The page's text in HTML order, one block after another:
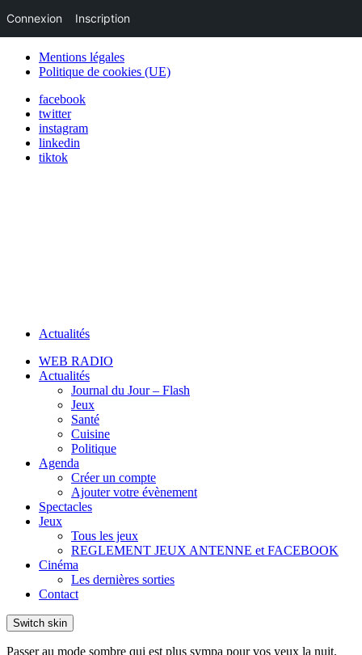
Mentions légales
Politique de cookies (UE)
facebook
twitter
instagram
linkedin
tiktok
Actualités
WEB RADIO
Actualités
Journal du Jour – Flash
Jeux
Santé
Cuisine
Politique
Agenda
Créer un compte
Ajouter votre évènement
Spectacles
Jeux
Tous les jeux
REGLEMENT JEUX ANTENNE et FACEBOOK
Cinéma
Les dernières sorties
Contact
Switch skin
Passer au mode sombre qui est plus sympa pour vos yeux la nuit.
Connexion Inscription